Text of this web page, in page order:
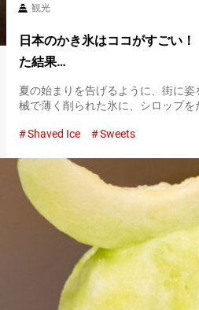
観光
日本のかき氷はココがすごい
た結果…
夏の始まりを告げるように、街に
械で薄く削られた氷に、シロップを
祭りの定番フードとなったかき氷は
Shaved Ice Sweets